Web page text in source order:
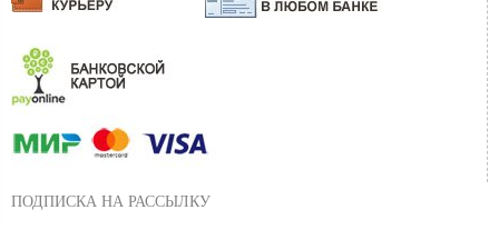
ПОДПИСКА НА РАССЫЛКУ